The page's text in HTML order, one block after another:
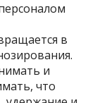
в
и
что